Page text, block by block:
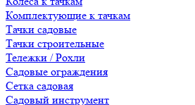
Комплектующие к тачкам
Тачки садовые
Тачки строительные
Тележки / Рохли
Садовые ограждения
Сетка садовая
Садовый инструмент